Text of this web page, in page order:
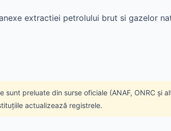
extractiei petrolului brut si gazelor
sunt preluate din surse oficiale (ANAF, ONRC
actualizează registrele.